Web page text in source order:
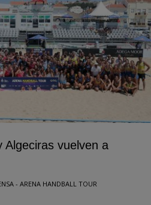
Algeciras vuelven a
- ARENA HANDBALL TOUR